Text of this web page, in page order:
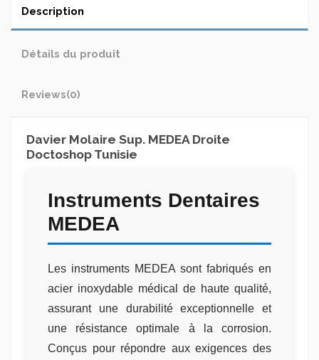
Description
Détails du produit
Reviews(0)
Davier Molaire Sup. MEDEA Droite
Doctoshop Tunisie
Instruments Dentaires
MEDEA
Les instruments MEDEA sont fabriqués en
acier inoxydable médical de haute qualité,
assurant une durabilité exceptionnelle et
une résistance optimale à la corrosion.
Conçus pour répondre aux exigences des